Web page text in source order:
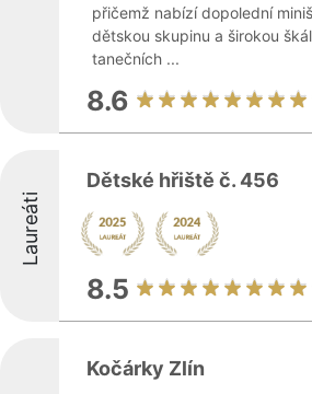
přičemž nabízí dopolední
dětskou skupinu a širokou
tanečních ...
8.6
Laureáti
Dětské hřiště č. 456
8.5
Kočárky Zlín